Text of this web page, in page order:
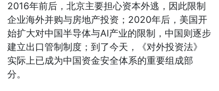
2016年前后，北京主要担心资本外逃，因此限制
企业海外并购与房地产投资；2020年后，美国开
始扩大对中国半导体与AI产业的限制，中国则逐步
建立出口管制制度；到了今天，《对外投资法》
实际上已成为中国资金安全体系的重要组成部
分。